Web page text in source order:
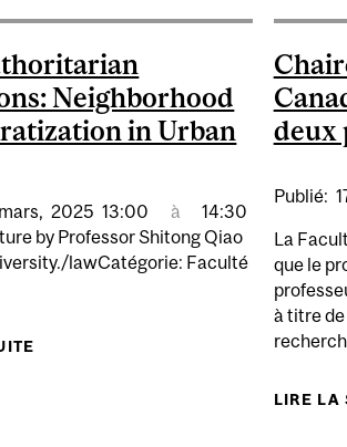
Neighborhood
in Urban
mars, 2025 13:00 à
14:30
by Professor Shitong Qiao
lawCatégorie: Faculté
DE THE AUTHORITARIAN
deux
Publié:
La
que le
à titre
LIRE LA